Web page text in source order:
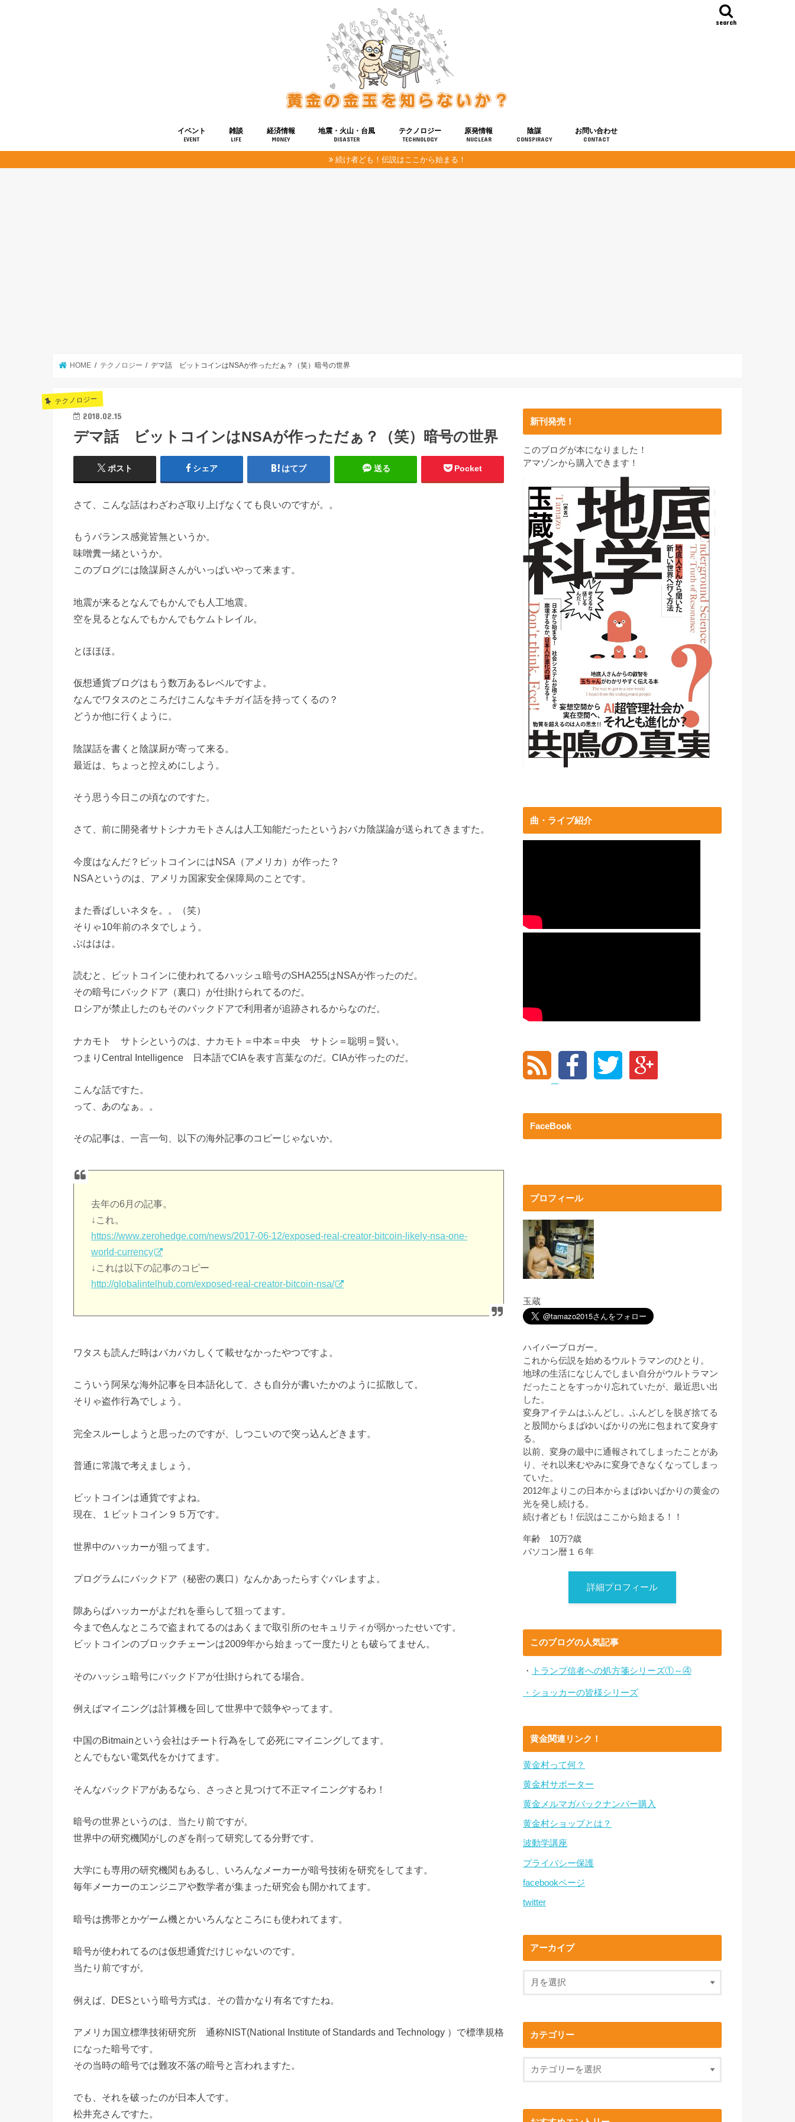
search
イベント
EVENT
雑談
LIFE
経済情報
MONEY
地震・火山・台風
DISASTER
テクノロジー
TECHNOLOGY
健康
宇宙
原発情報
NUCLEAR
陰謀
CONSPIRACY
お問い合わせ
CONTACT
続け者ども！伝説はここから始まる！
HOME テクノロジー デマ話 ビットコインはNSAが作っただぁ？（笑）暗号の世界
テクノロジー
2018.02.15
デマ話 ビットコインはNSAが作っただぁ？（笑）暗号の世界
ポスト シェア はてブ 送る Pocket
さて、こんな話はわざわざ取り上げなくても良いのですが。。
もうバランス感覚皆無というか。
味噌糞一緒というか。
このブログには陰謀厨さんがいっぱいやって来ます。
地震が来るとなんでもかんでも人工地震。
空を見るとなんでもかんでもケムトレイル。
とほほほ。
仮想通貨ブログはもう数万あるレベルですよ。
なんでワタスのところだけこんなキチガイ話を持ってくるの？
どうか他に行くように。
陰謀話を書くと陰謀厨が寄って来る。
最近は、ちょっと控えめにしよう。
そう思う今日この頃なのですた。
さて、前に開発者サトシナカモトさんは人工知能だったというおバカ陰謀論が送られてきますた。
今度はなんだ？ビットコインにはNSA（アメリカ）が作った？
NSAというのは、アメリカ国家安全保障局のことです。
また香ばしいネタを。。（笑）
そりゃ10年前のネタでしょう。
ぶははは。
読むと、ビットコインに使われてるハッシュ暗号のSHA255はNSAが作ったのだ。
その暗号にバックドア（裏口）が仕掛けられてるのだ。
ロシアが禁止したのもそのバックドアで利用者が追跡されるからなのだ。
ナカモト サトシというのは、ナカモト＝中本＝中央 サトシ＝聡明＝賢い。
つまりCentral Intelligence 日本語でCIAを表す言葉なのだ。CIAが作ったのだ。
こんな話ですた。
って、あのなぁ。。
その記事は、一言一句、以下の海外記事のコピーじゃないか。
去年の6月の記事。
↓これ。
https://www.zerohedge.com/news/2017-06-12/exposed-real-creator-bitcoin-likely-nsa-one-
world-currency
↓これは以下の記事のコピー
http://globalintelhub.com/exposed-real-creator-bitcoin-nsa/
ワタスも読んだ時はバカバカしくて載せなかったやつですよ。
こういう阿呆な海外記事を日本語化して、さも自分が書いたかのように拡散して。
そりゃ盗作行為でしょう。
完全スルーしようと思ったのですが、しつこいので突っ込んどきます。
普通に常識で考えましょう。
ビットコインは通貨ですよね。
現在、１ビットコイン９５万です。
世界中のハッカーが狙ってます。
プログラムにバックドア（秘密の裏口）なんかあったらすぐバレますよ。
隙あらばハッカーがよだれを垂らして狙ってます。
今まで色んなところで盗まれてるのはあくまで取引所のセキュリティが弱かったせいです。
ビットコインのブロックチェーンは2009年から始まって一度たりとも破らてません。
そのハッシュ暗号にバックドアが仕掛けられてる場合。
例えばマイニングは計算機を回して世界中で競争やってます。
中国のBitmainという会社はチート行為をして必死にマイニングしてます。
とんでもない電気代をかけてます。
そんなバックドアがあるなら、さっさと見つけて不正マイニングするわ！
暗号の世界というのは、当たり前ですが。
世界中の研究機関がしのぎを削って研究してる分野です。
大学にも専用の研究機関もあるし、いろんなメーカーが暗号技術を研究をしてます。
毎年メーカーのエンジニアや数学者が集まった研究会も開かれてます。
暗号は携帯とかゲーム機とかいろんなところにも使われてます。
暗号が使われてるのは仮想通貨だけじゃないのです。
当たり前ですが。
例えば、DESという暗号方式は、その昔かなり有名ですたね。
アメリカ国立標準技術研究所 通称NIST(National Institute of Standards and Technology ）で標準規格
になった暗号です。
その当時の暗号では難攻不落の暗号と言われますた。
でも、それを破ったのが日本人です。
松井充さんですた。
新刊発売！
このブログが本になりました！
アマゾンから購入できます！
曲・ライブ紹介
FaceBook
プロフィール
玉蔵
ハイパーブロガー。
これから伝説を始めるウルトラマンのひとり。
地球の生活になじんでしまい自分がウルトラマン
だったことをすっかり忘れていたが、最近思い出
した。
変身アイテムはふんどし。ふんどしを脱ぎ捨てる
と股間からまばゆいばかりの光に包まれて変身す
る。
以前、変身の最中に通報されてしまったことがあ
り、それ以来むやみに変身できなくなってしまっ
ていた。
2012年よりこの日本からまばゆいばかりの黄金の
光を発し続ける。
続け者ども！伝説はここから始まる！！
年齢 10万?歳
パソコン暦１６年
詳細プロフィール
このブログの人気記事
・ トランプ信者への処方箋シリーズ①～④
・ショッカーの皆様シリーズ
黄金関連リンク！
黄金村って何？
黄金村サポーター
黄金メルマガバックナンバー購入
黄金村ショップとは？
波動学講座
プライバシー保護
facebookページ
twitter
アーカイブ
カテゴリー